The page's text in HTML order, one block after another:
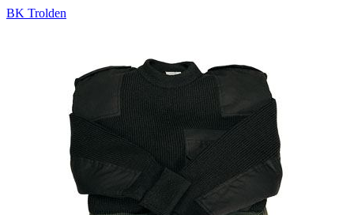
BK Trolden